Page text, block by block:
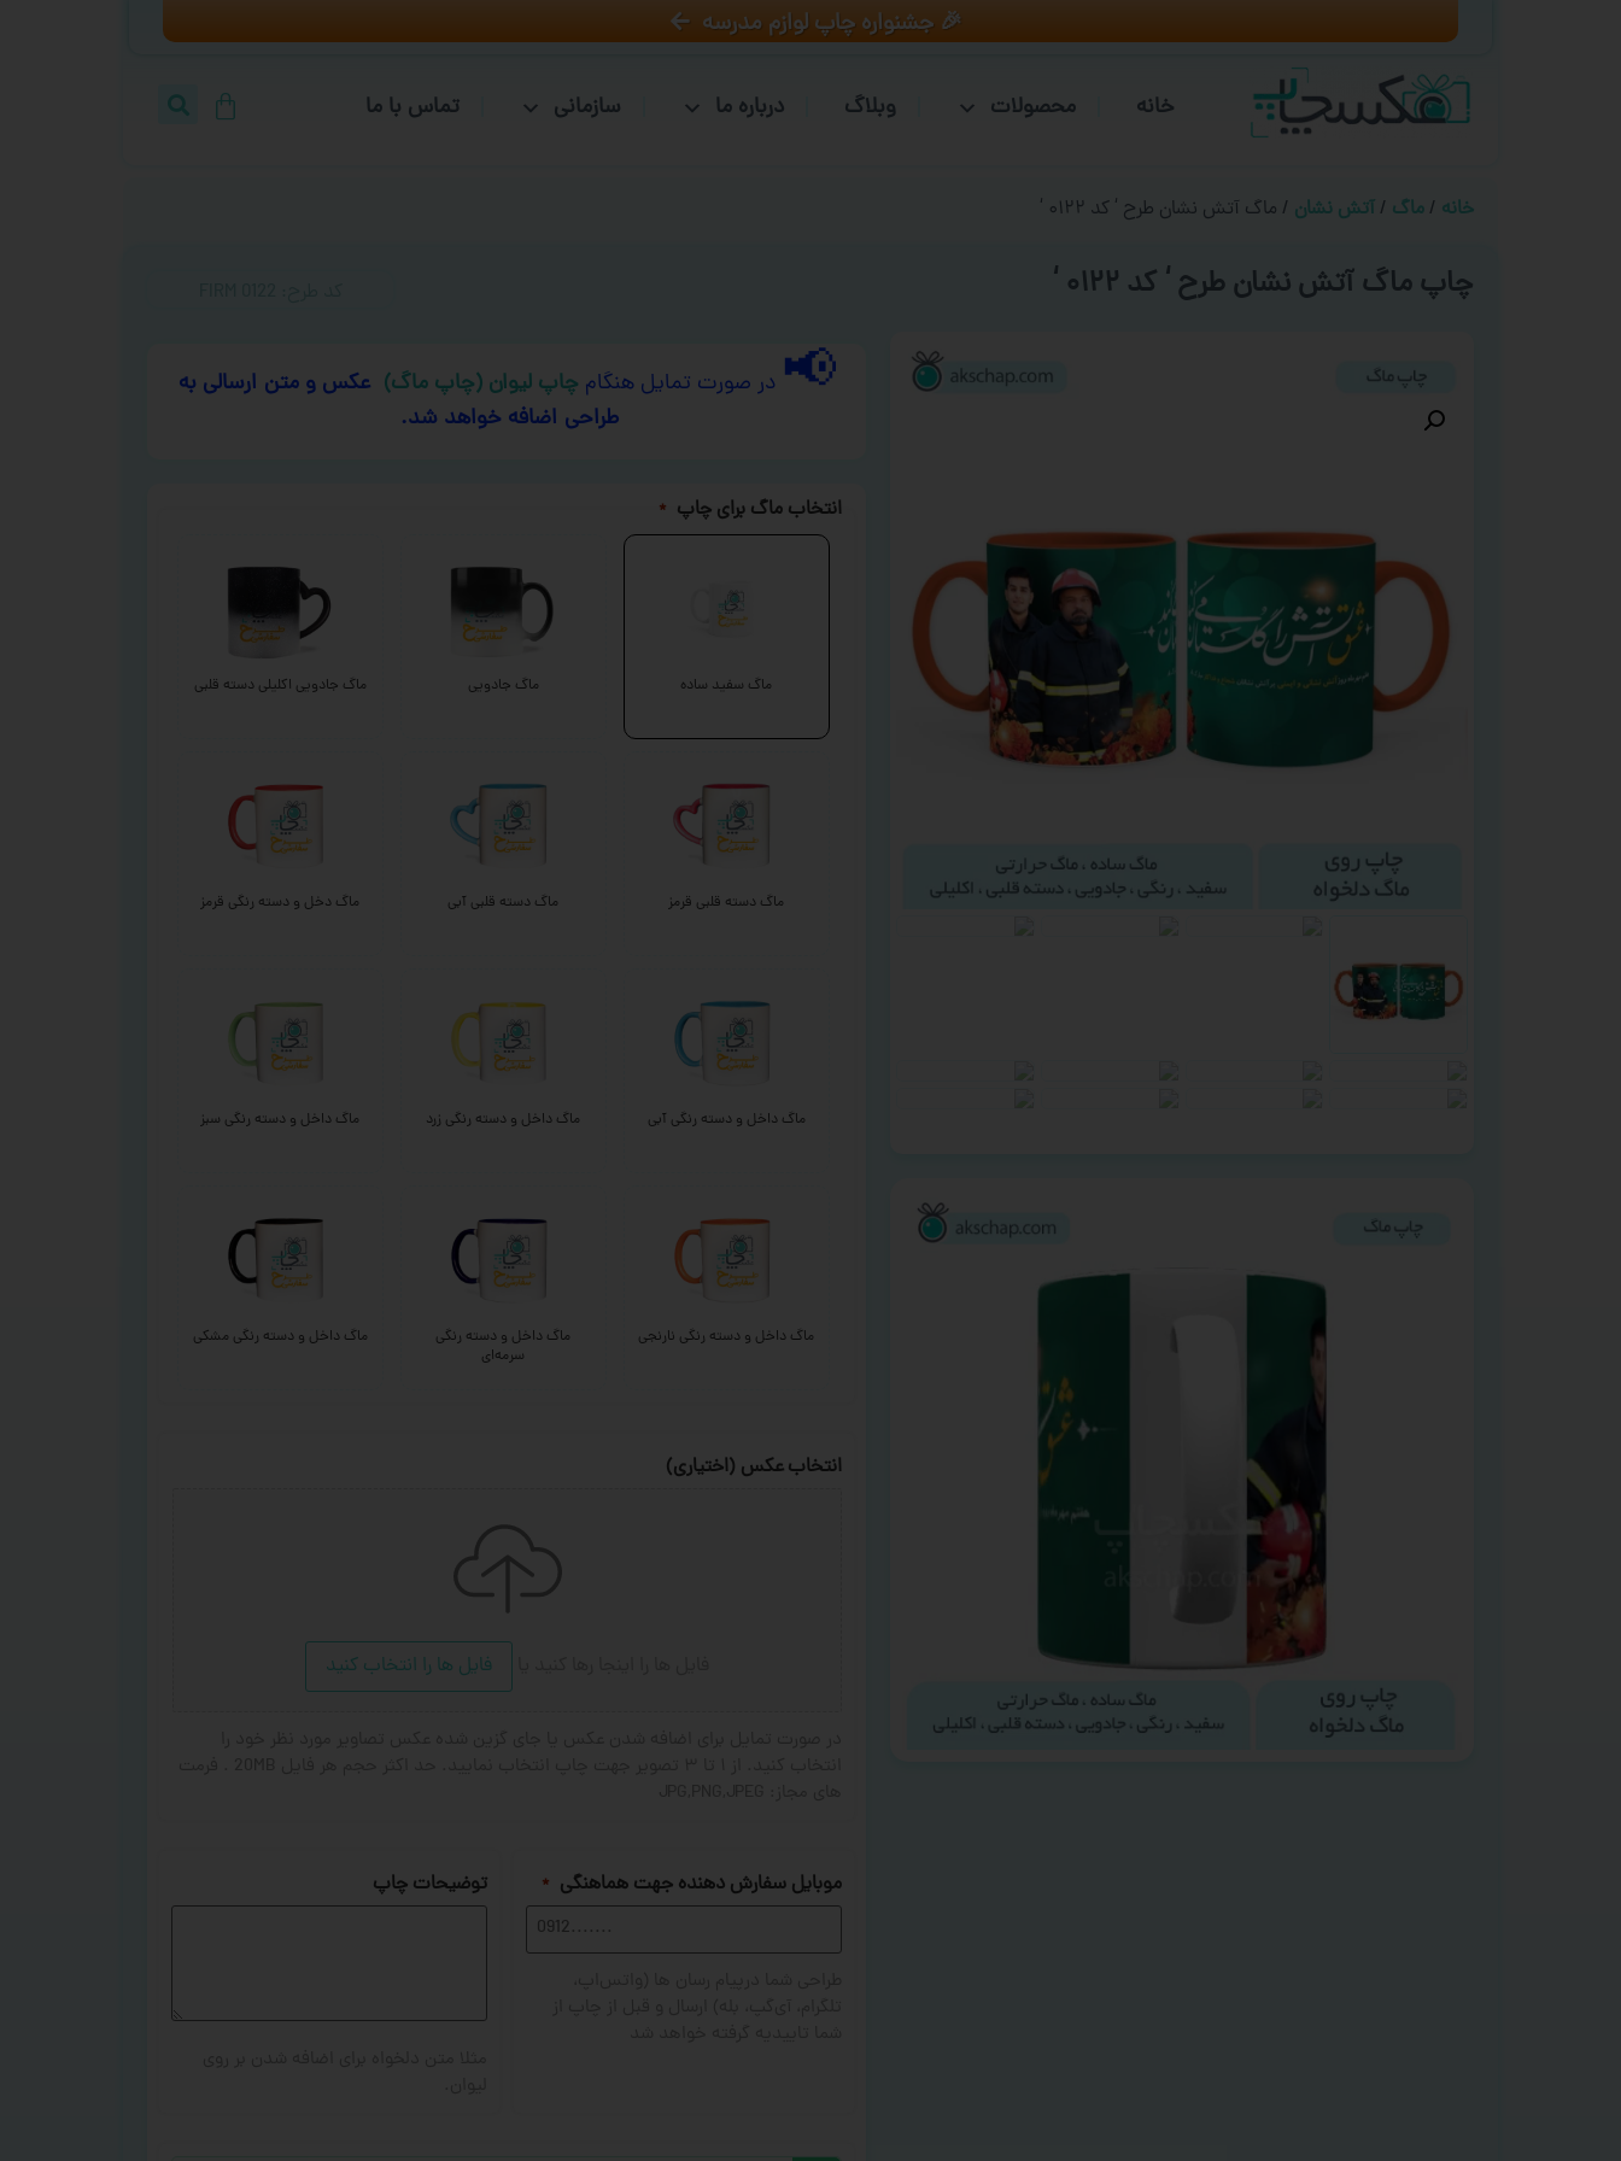
🎉 جشنواره چاپ لوازم مدرسه
خانه محصولات وبلاگ درباره ما سازمانی تماس با ما
خانه / ماگ / آتش نشان / ماگ آتش نشان طرح ‘ کد ۰۱۲۲ ‘
چاپ ماگ آتش نشان طرح ‘ کد ۰۱۲۲ ‘
📢 در صورت تمایل هنگام چاپ لیوان (چاپ ماگ) عکس و متن ارسالی به
طراحی اضافه خواهد شد.
انتخاب ماگ برای چاپ *
ماگ سفید ساده ماگ جادویی ماگ جادویی اکلیلی دسته قلبی
ماگ دسته قلبی قرمز ماگ دسته قلبی آبی ماگ دخل و دسته رنگی قرمز
ماگ داخل و دسته رنگی آبی ماگ داخل و دسته رنگی زرد ماگ داخل و دسته رنگی سبز
ماگ داخل و دسته رنگی نارنجی
ماگ داخل و دسته رنگی
سرمه‌ای
ماگ داخل و دسته رنگی مشکی
انتخاب عکس (اختیاری)
فایل ها را انتخاب کنید
موبایل سفارش دهنده جهت هماهنگی * توضیحات چاپ